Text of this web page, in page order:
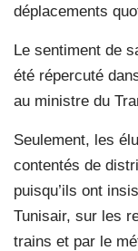
déplacements
Le sentiment de
été répercuté
au ministre du
Seulement, les
contentés de
puisqu’ils ont
Tunisair, sur les
trains et par le